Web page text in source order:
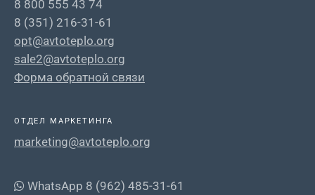
8 800 555 43 74
8 (351) 216-31-61
opt@avtoteplo.org
sale2@avtoteplo.org
Форма обратной связи
ОТДЕЛ МАРКЕТИНГА
marketing@avtoteplo.org
WhatsApp 8 (962) 485-31-61